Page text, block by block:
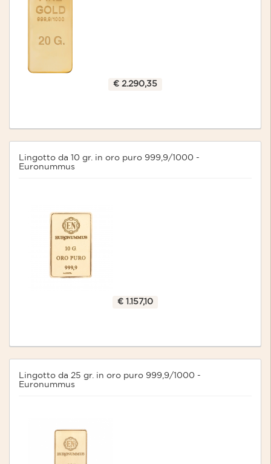
€ 2.290,35
Lingotto da 10 gr. in oro puro 999,9/1000 -
Euronummus
€ 1.157,10
Lingotto da 25 gr. in oro puro 999,9/1000 -
Euronummus